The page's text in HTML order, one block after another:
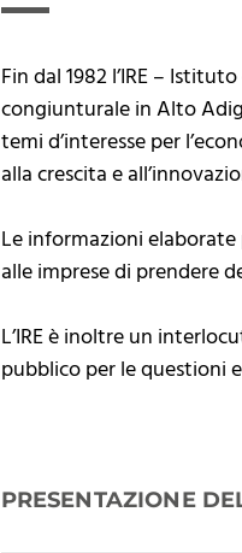
Fin dal 1982 l’IRE –
congiunturale in Alto
temi d’interesse per
alla crescita e
Le informazioni
alle imprese di prendere
L’IRE è inoltre un
pubblico per le questioni
PRESENTAZIONE